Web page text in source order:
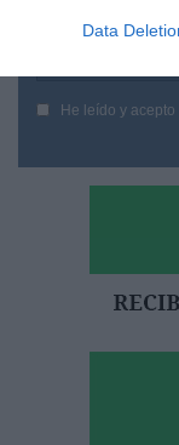
Data
He leído y acepto